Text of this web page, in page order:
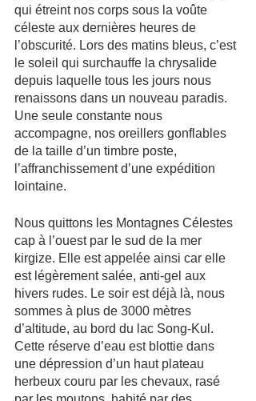
qui étreint nos corps sous la voûte
céleste aux dernières heures de
l’obscurité. Lors des matins bleus, c’est
le soleil qui surchauffe la chrysalide
depuis laquelle tous les jours nous
renaissons dans un nouveau paradis.
Une seule constante nous
accompagne, nos oreillers gonflables
de la taille d’un timbre poste,
l’affranchissement d’une expédition
lointaine.
Nous quittons les Montagnes Célestes
cap à l’ouest par le sud de la mer
kirgize. Elle est appelée ainsi car elle
est légèrement salée, anti-gel aux
hivers rudes. Le soir est déjà là, nous
sommes à plus de 3000 mètres
d’altitude, au bord du lac Song-Kul.
Cette réserve d’eau est blottie dans
une dépression d’un haut plateau
herbeux couru par les chevaux, rasé